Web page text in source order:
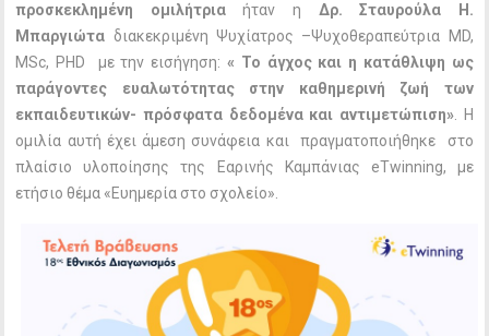
προσκεκλημένη ομιλήτριαήταν η Δρ.Σταυρούλα Η.
Μπαργιώτα διακεκριμένη Ψυχίατρος –Ψυχοθεραπεύτρια MD,
MSc, PHD με την εισήγηση: « Το άγχος και η κατάθλιψη ως
παράγοντες ευαλωτότητας στην καθημερινή ζωή των
εκπαιδευτικών- πρόσφατα δεδομένα και αντιμετώπιση». Η
ομιλία αυτή έχει άμεση συνάφεια και πραγματοποιήθηκε στο
πλαίσιο υλοποίησης της Εαρινής Καμπάνιας eTwinning, με
ετήσιο θέμα «Ευημερία στο σχολείο».